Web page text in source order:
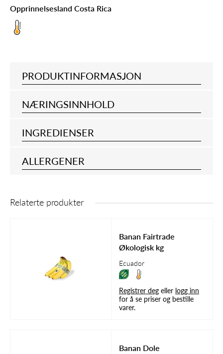
Opprinnelsesland Costa Rica
PRODUKTINFORMASJON
NÆRINGSINNHOLD
INGREDIENSER
ALLERGENER
Relaterte produkter
Banan Fairtrade
Økologisk kg
Ecuador
Registrer deg eller logg inn
for å se priser og bestille
varer.
Banan Dole